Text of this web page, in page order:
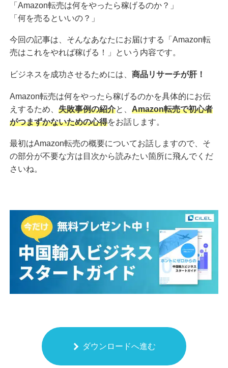
「Amazon転売は何をやったら稼げるのか？」
「何を売るといいの？」
今回の記事は、そんなあなたにお届けする「Amazon転
売はこれをやれば稼げる！」という内容です。
ビジネスを成功させるためには、 商品リサーチが肝！
Amazon転売は何をやったら稼げるのかを具体的にお伝
えするため、 失敗事例の紹介と、 Amazon転売で初心者
がつまずかないための心得をお話します。
最初はAmazon転売の概要についてお話しますので、そ
の部分が不要な方は目次から読みたい箇所に飛んでくだ
さいね。
ダウンロードへ進む